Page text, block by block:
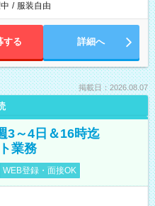
/ 服装自由
する 詳細へ
掲載日：2026.08.07
3～4日＆16時迄
業務
WEB登録・面接OK